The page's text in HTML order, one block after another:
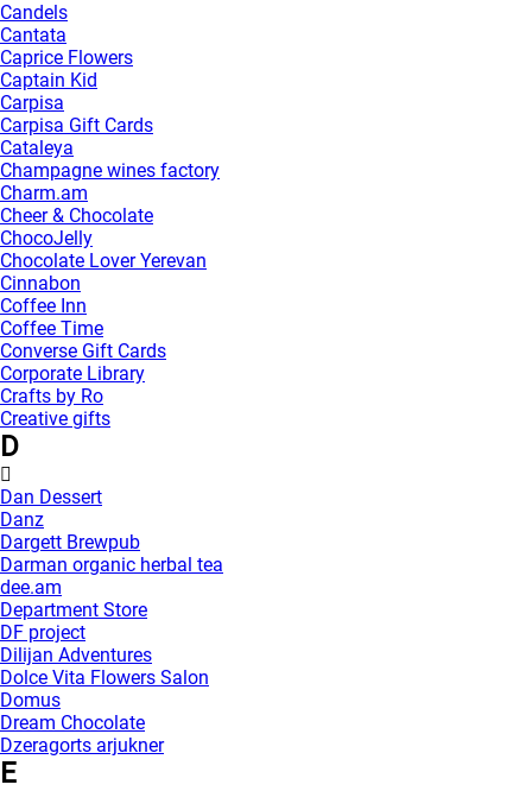
Candels
Cantata
Caprice Flowers
Captain Kid
Carpisa
Carpisa Gift Cards
Cataleya
Champagne wines factory
Charm.am
Cheer & Chocolate
ChocoJelly
Chocolate Lover Yerevan
Cinnabon
Coffee Inn
Coffee Time
Converse Gift Cards
Corporate Library
Crafts by Ro
Creative gifts
D
Dan Dessert
Danz
Dargett Brewpub
Darman organic herbal tea
dee.am
Department Store
DF project
Dilijan Adventures
Dolce Vita Flowers Salon
Domus
Dream Chocolate
Dzeragorts arjukner
E